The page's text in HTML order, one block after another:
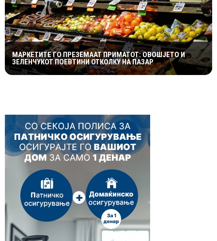
МАРКЕТИТЕ ГО ПРЕЗЕМААТ ПРИМАТОТ: ОВОШЈЕТО И
ЗЕЛЕНЧУКОТ ПОЕВТИНИ ОТКОЛКУ НА ПАЗАР